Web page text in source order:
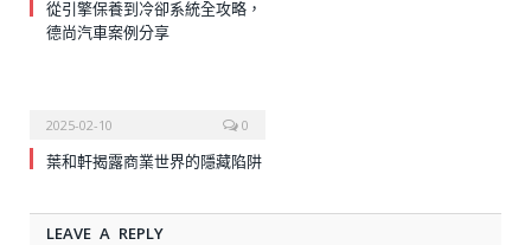
從引擎保養到冷卻系統全攻略，
德尚汽車案例分享
2025-02-10 0
葉和軒揭露商業世界的隱藏陷阱
LEAVE A REPLY